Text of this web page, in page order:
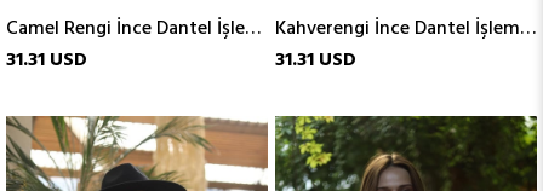
Camel Rengi İnce Dantel İşlemeli Atlet
31.31 USD
Kahverengi İnce Dantel İşlemeli Atlet
31.31 USD